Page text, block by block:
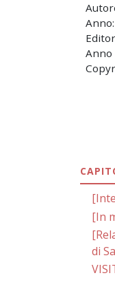
Anno
[In
di